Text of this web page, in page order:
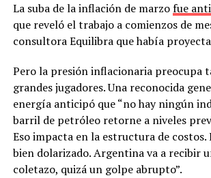
La suba de la inflación de marzofue
que reveló el trabajo a comienzos de
consultora Equilibra que había
Pero la presión inflacionaria preocupa
grandes jugadores. Una reconocida
energía anticipó que “no hay ningún
barril de petróleo retorne a niveles
Eso impacta en la estructura de costos.
bien dolarizado. Argentina va a recibir
coletazo, quizá un golpe abrupto”.